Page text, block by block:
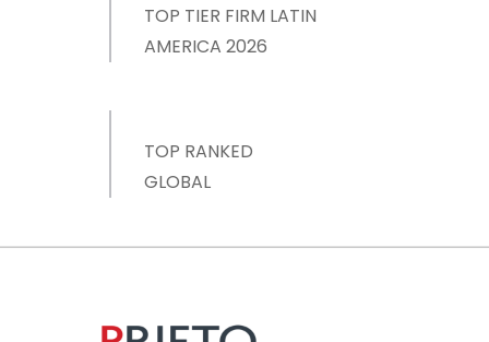
TOP TIER FIRM LATIN
AMERICA 2026
TOP RANKED
GLOBAL